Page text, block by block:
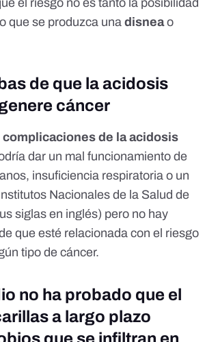
el riesgo no es tanto la posibilidad
que se produzca una disneao
de que la acidosis
cáncer
complicaciones de la acidosis
dar un mal funcionamiento de
insuficiencia respiratoria o un
Nacionales de la Salud de
siglas en inglés) pero no hay
que esté relacionada con el riesgo
tipo de cáncer.
no ha probado que el
a largo plazo